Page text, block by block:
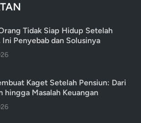
Tidak Siap Hidup Setelah
Ini Penyebab dan Solusinya
Kaget Setelah Pensiun: Dari
hingga Masalah Keuangan